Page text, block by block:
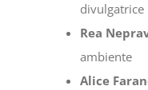
divulgatrice
Rea
ambiente
Alice